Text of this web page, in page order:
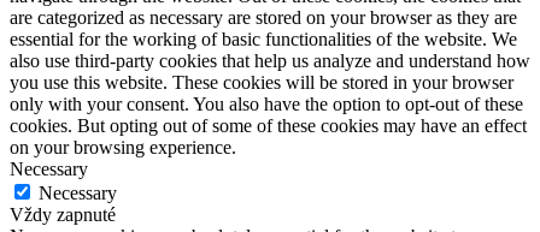
are categorized as necessary are stored on your browser as they are
essential for the working of basic functionalities of the website. We
also use third-party cookies that help us analyze and understand how
you use this website. These cookies will be stored in your browser
only with your consent. You also have the option to opt-out of these
cookies. But opting out of some of these cookies may have an effect
on your browsing experience.
Necessary
Necessary
Vždy zapnuté